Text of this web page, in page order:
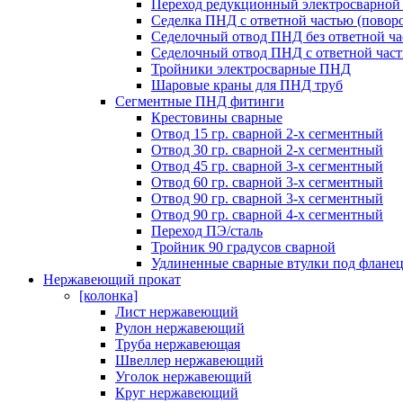
Переход редукционный
Седелка ПНД с ответной частью
Седелочный отвод ПНД без ответной
Седелочный отвод ПНД с ответной
Тройники электросварные ПНД
Шаровые краны для ПНД труб
Сегментные ПНД фитинги
Крестовины сварные
Отвод 15 гр. сварной 2-х сегментный
Отвод 30 гр. сварной 2-х сегментный
Отвод 45 гр. сварной 3-х сегментный
Отвод 60 гр. сварной 3-х сегментный
Отвод 90 гр. сварной 3-х сегментный
Отвод 90 гр. сварной 4-х сегментный
Переход ПЭ/сталь
Тройник 90 градусов сварной
Удлиненные сварные втулки под фланец
Нержавеющий прокат
[колонка]
Лист нержавеющий
Рулон нержавеющий
Труба нержавеющая
Швеллер нержавеющий
Уголок нержавеющий
Круг нержавеющий